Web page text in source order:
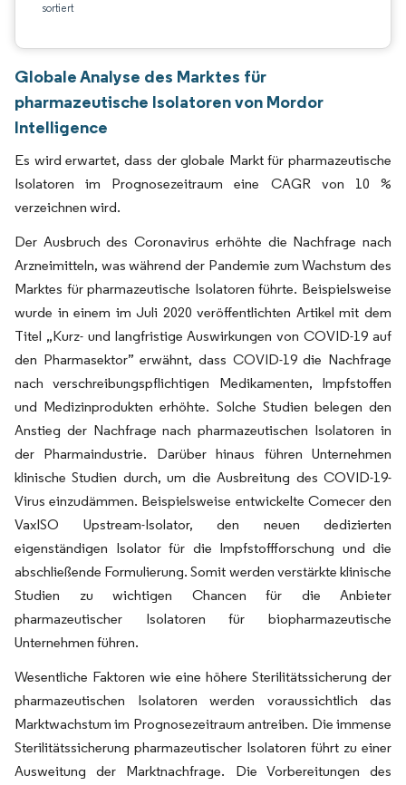
sortiert
Globale Analyse des Marktes für
pharmazeutische Isolatoren von Mordor
Intelligence
Es wird erwartet, dass der globale Markt für pharmazeutische
Isolatoren im Prognosezeitraum eine CAGR von 10 %
verzeichnen wird.
Der Ausbruch des Coronavirus erhöhte die Nachfrage nach
Arzneimitteln, was während der Pandemie zum Wachstum des
Marktes für pharmazeutische Isolatoren führte. Beispielsweise
wurde in einem im Juli 2020 veröffentlichten Artikel mit dem
Titel „Kurz- und langfristige Auswirkungen von COVID-19 auf
den Pharmasektor” erwähnt, dass COVID-19 die Nachfrage
nach verschreibungspflichtigen Medikamenten, Impfstoffen
und Medizinprodukten erhöhte. Solche Studien belegen den
Anstieg der Nachfrage nach pharmazeutischen Isolatoren in
der Pharmaindustrie. Darüber hinaus führen Unternehmen
klinische Studien durch, um die Ausbreitung des COVID-19-
Virus einzudämmen. Beispielsweise entwickelte Comecer den
VaxISO Upstream-Isolator, den neuen dedizierten
eigenständigen Isolator für die Impfstoffforschung und die
abschließende Formulierung. Somit werden verstärkte klinische
Studien zu wichtigen Chancen für die Anbieter
pharmazeutischer Isolatoren für biopharmazeutische
Unternehmen führen.
Wesentliche Faktoren wie eine höhere Sterilitätssicherung der
pharmazeutischen Isolatoren werden voraussichtlich das
Marktwachstum im Prognosezeitraum antreiben. Die immense
Sterilitätssicherung pharmazeutischer Isolatoren führt zu einer
Ausweitung der Marktnachfrage. Die Vorbereitungen des